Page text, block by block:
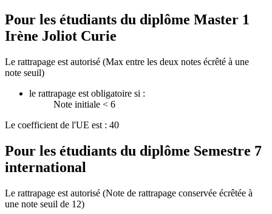
Pour les étudiants du diplôme Master 1
Irène Joliot Curie
Le rattrapage est autorisé (Max entre les deux notes écrêté à une
note seuil)
le rattrapage est obligatoire si :
Note initiale < 6
Le coefficient de l'UE est : 40
Pour les étudiants du diplôme Semestre 7
international
Le rattrapage est autorisé (Note de rattrapage conservée écrêtée à
une note seuil de 12)